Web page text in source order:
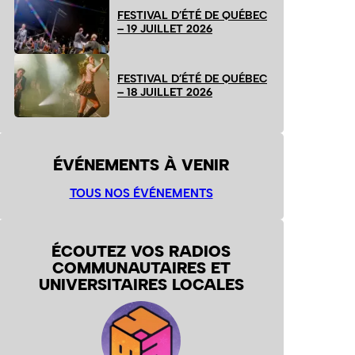
FESTIVAL D’ÉTÉ DE QUÉBEC
– 19 JUILLET 2026
FESTIVAL D’ÉTÉ DE QUÉBEC
– 18 JUILLET 2026
ÉVÉNEMENTS À VENIR
TOUS NOS ÉVÉNEMENTS
ÉCOUTEZ VOS RADIOS
COMMUNAUTAIRES ET
UNIVERSITAIRES LOCALES